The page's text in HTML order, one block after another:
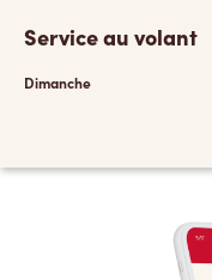
Service au volant
Dimanche